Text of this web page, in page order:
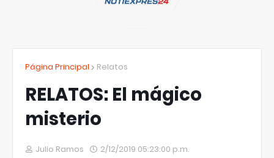
Página Principal Relatos
RELATOS: El mágico
misterio
Julio Ramos 2/12/2019 05:23:00 p.m.